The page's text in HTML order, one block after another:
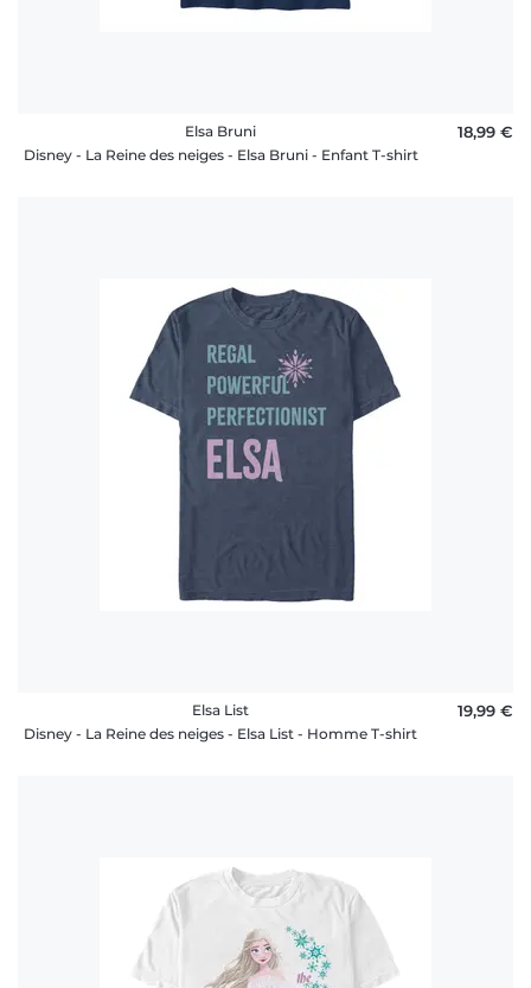
Elsa Bruni
Disney - La Reine des neiges - Elsa Bruni - Enfant T-shirt
18,99 €
Elsa List
Disney - La Reine des neiges - Elsa List - Homme T-shirt
19,99 €